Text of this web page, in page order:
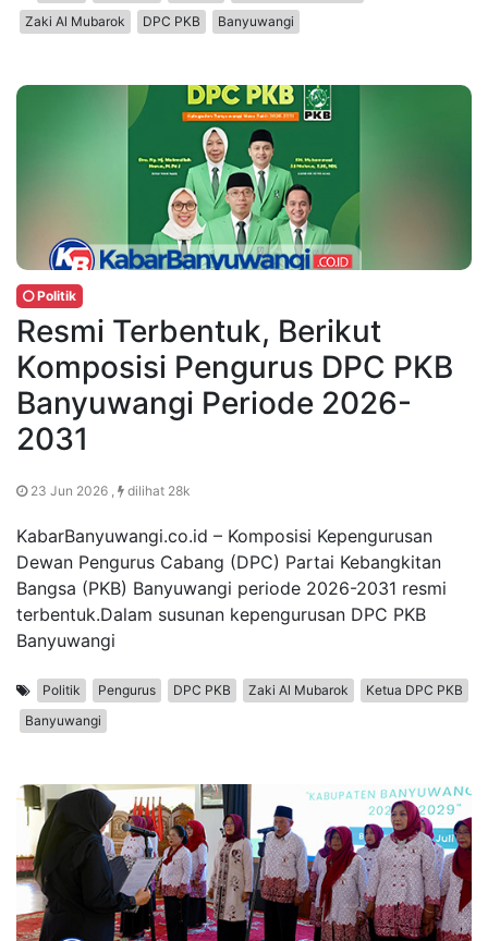
Zaki Al Mubarok
DPC PKB Banyuwangi
Politik
Resmi Terbentuk, Berikut
Komposisi Pengurus DPC PKB
Banyuwangi Periode 2026-
2031
23 Jun 2026 , dilihat 28k
KabarBanyuwangi.co.id – Komposisi Kepengurusan
Dewan Pengurus Cabang (DPC) Partai Kebangkitan
Bangsa (PKB) Banyuwangi periode 2026-2031 resmi
terbentuk.Dalam susunan kepengurusan DPC PKB
Banyuwangi
Politik Pengurus DPC PKB Zaki Al Mubarok
Ketua DPC PKB
Banyuwangi